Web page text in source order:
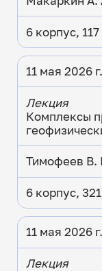
6 корпус,
11 мая 2026
Лекция
Комплексы
Тимофеев В.
6 корпус,
11 мая 2026
Лекция